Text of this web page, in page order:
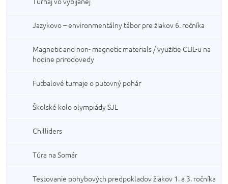
Jazykovo – environmentálny tábor pre žiakov 6. ročníka
Magnetic and non- magnetic materials / využitie CLIL-u na
hodine prirodovedy
Futbalové turnaje o putovný pohár
Školské kolo olympiády SJL
Chilliders
Túra na Somár
Testovanie pohybových predpokladov žiakov 1. a 3. ročníka